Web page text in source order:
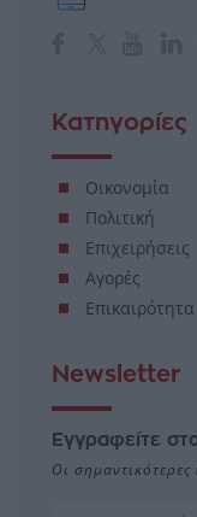
Κατηγορίες
Οικονομία
Πολιτική
Επιχειρήσεις
Αγορές
Επικαιρότητα
Newsletter
Εγγραφείτε
Οι